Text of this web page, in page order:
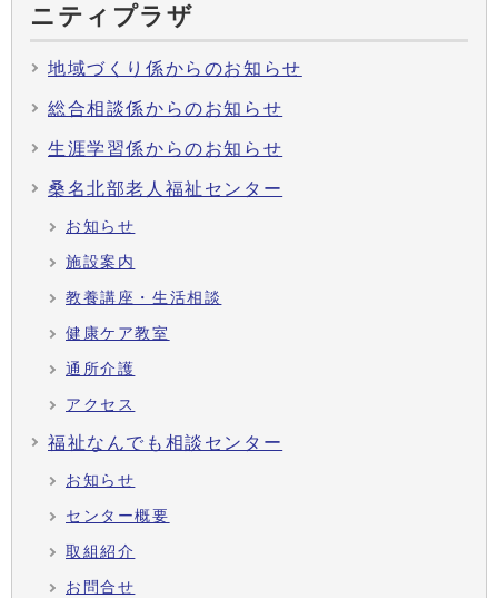
ニティプラザ
地域づくり係からのお知らせ
総合相談係からのお知らせ
生涯学習係からのお知らせ
桑名北部老人福祉センター
お知らせ
施設案内
教養講座・生活相談
健康ケア教室
通所介護
アクセス
福祉なんでも相談センター
お知らせ
センター概要
取組紹介
お問合せ